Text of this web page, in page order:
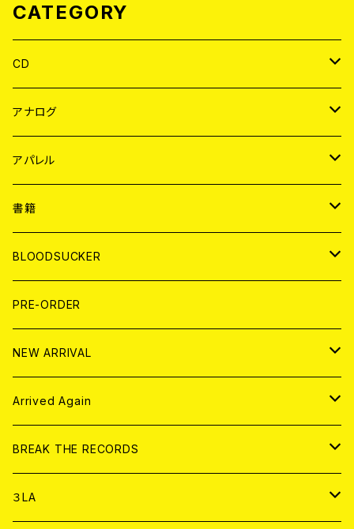
CATEGORY
CD
JAPAN
WORLD
アナログ
JAPAN
７EP
LP
WORLD
7EP
LP
アパレル
JAPAN
T-shirt
HOOD
WORLD
T-shirt
HOOD
書籍
MAGAZINE
BOLLOCKS
EL ZINE
写真集 (PHOTOBOOK)
BLOODSUCKER
CD
アナログ
アパレル
書籍
DIGITAL CONTENTS
PRE-ORDER
NEW ARRIVAL
CD
アナログ
Arrived Again
CD
アナログ
BREAK THE RECORDS
CD
３LA